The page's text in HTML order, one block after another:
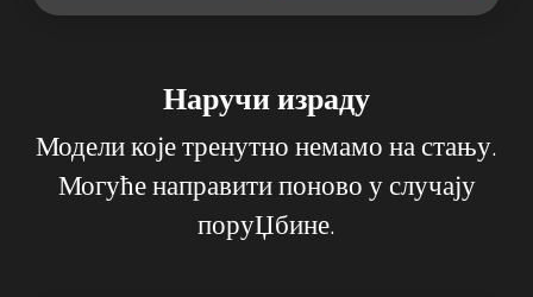
Наручи израду
Модели које тренутно немамо на стању.
Могуће направити поново у случају
поруЏбине.